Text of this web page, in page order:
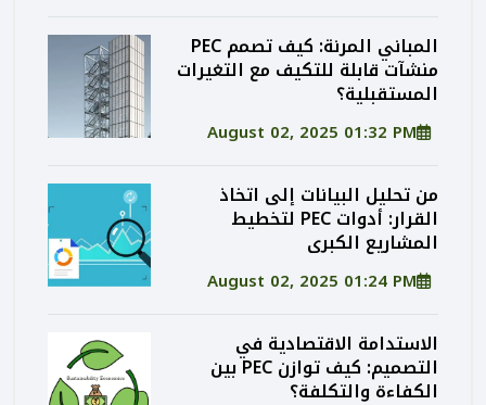
المباني المرنة: كيف تصمم PEC
منشآت قابلة للتكيف مع التغيرات
المستقبلية؟
August 02, 2025 01:32 PM
من تحليل البيانات إلى اتخاذ
القرار: أدوات PEC لتخطيط
المشاريع الكبرى
August 02, 2025 01:24 PM
الاستدامة الاقتصادية في
التصميم: كيف توازن PEC بين
الكفاءة والتكلفة؟